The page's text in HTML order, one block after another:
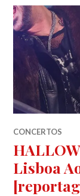
CONCERTOS
Lisboa